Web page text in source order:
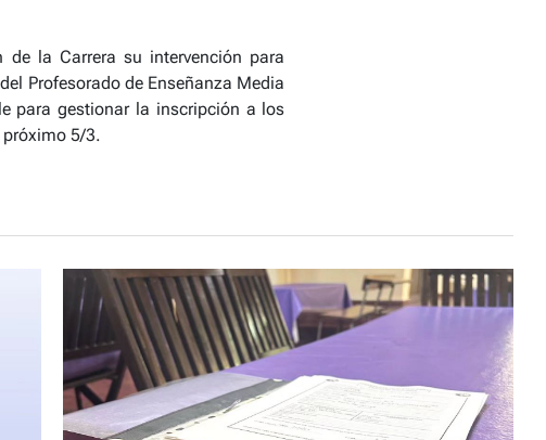
la Carrera su intervención para
Profesorado de Enseñanza Media
para gestionar la inscripción a los
próximo 5/3.